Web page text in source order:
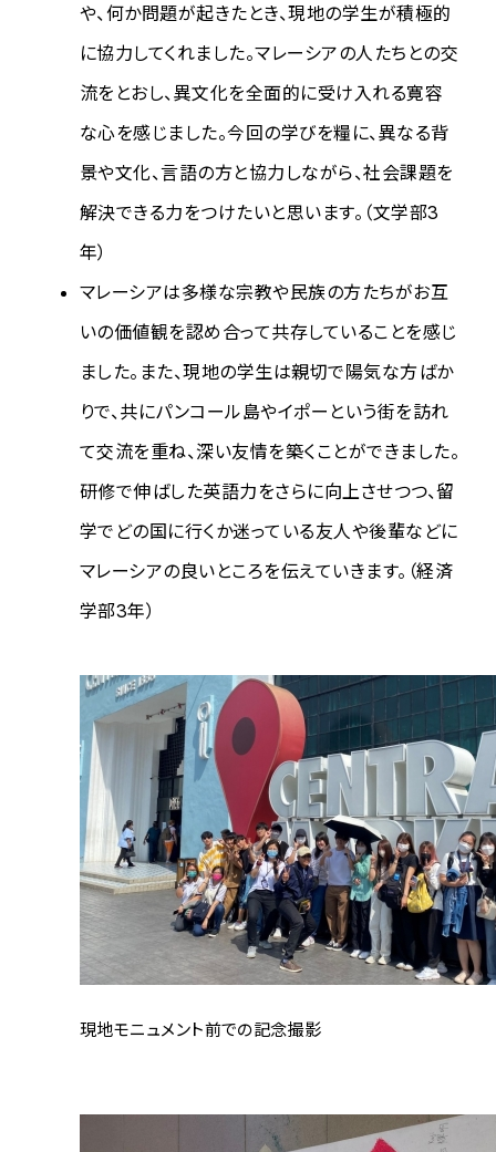
や、何か問題が起きたとき、現地の学生が積極的
に協力してくれました。マレーシアの人たちとの交
流をとおし、異文化を全面的に受け入れる寛容
な心を感じました。今回の学びを糧に、異なる背
景や文化、言語の方と協力しながら、社会課題を
解決できる力をつけたいと思います。（文学部3
年）
マレーシアは多様な宗教や民族の方たちがお互
いの価値観を認め合って共存していることを感じ
ました。また、現地の学生は親切で陽気な方ばか
りで、共にパンコール島やイポーという街を訪れ
て交流を重ね、深い友情を築くことができました。
研修で伸ばした英語力をさらに向上させつつ、留
学でどの国に行くか迷っている友人や後輩などに
マレーシアの良いところを伝えていきます。（経済
学部3年）
現地モニュメント前での記念撮影